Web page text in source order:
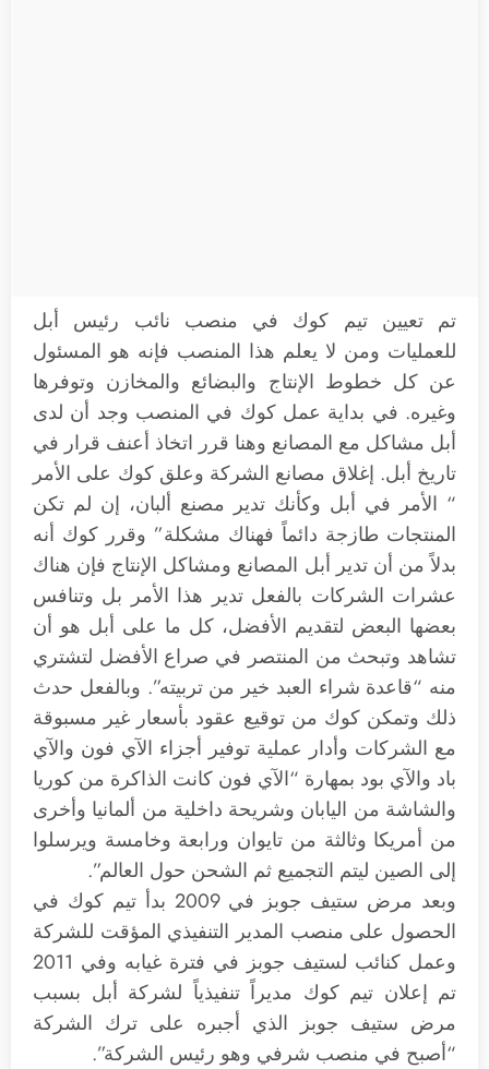
تم تعيين تيم كوك في منصب نائب رئيس أبل
للعمليات ومن لا يعلم هذا المنصب فإنه هو المسئول
عن كل خطوط الإنتاج والبضائع والمخازن وتوفرها
وغيره. في بداية عمل كوك في المنصب وجد أن لدى
أبل مشاكل مع المصانع وهنا قرر اتخاذ أعنف قرار في
تاريخ أبل. إغلاق مصانع الشركة وعلق كوك على الأمر
“ الأمر في أبل وكأنك تدير مصنع ألبان، إن لم تكن
المنتجات طازجة دائماً فهناك مشكلة” وقرر كوك أنه
بدلاً من أن تدير أبل المصانع ومشاكل الإنتاج فإن هناك
عشرات الشركات بالفعل تدير هذا الأمر بل وتنافس
بعضها البعض لتقديم الأفضل، كل ما على أبل هو أن
تشاهد وتبحث من المنتصر في صراع الأفضل لتشتري
منه “قاعدة شراء العبد خير من تربيته”. وبالفعل حدث
ذلك وتمكن كوك من توقيع عقود بأسعار غير مسبوقة
مع الشركات وأدار عملية توفير أجزاء الآي فون والآي
باد والآي بود بمهارة “الآي فون كانت الذاكرة من كوريا
والشاشة من اليابان وشريحة داخلية من ألمانيا وأخرى
من أمريكا وثالثة من تايوان ورابعة وخامسة ويرسلوا
إلى الصين ليتم التجميع ثم الشحن حول العالم”.
وبعد مرض ستيف جوبز في 2009 بدأ تيم كوك في
الحصول على منصب المدير التنفيذي المؤقت للشركة
وعمل كنائب لستيف جوبز في فترة غيابه وفي 2011
تم إعلان تيم كوك مديراً تنفيذياً لشركة أبل بسبب
مرض ستيف جوبز الذي أجبره على ترك الشركة
“أصبح في منصب شرفي وهو رئيس الشركة”.